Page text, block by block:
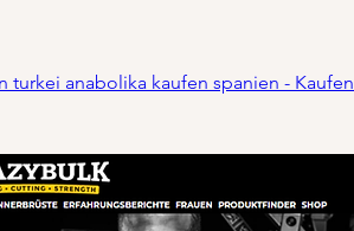
turkei anabolika kaufen spanien - Kaufen